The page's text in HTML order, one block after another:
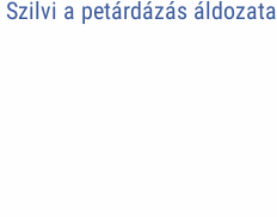
Szilvi a petárdázás áldozata